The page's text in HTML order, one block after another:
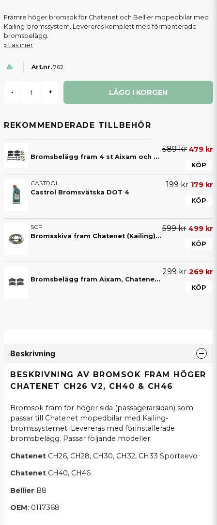
Främre höger bromsok för Chatenet och Bellier mopedbilar med
Kailing-bromssystem. Levereras komplett med förmonterade
bromsbelägg.
Läs mer
762
- + LÄGG I KORGEN
REKOMMENDERADE TILLBEHÖR
Bromsbelägg fram 4 st Aixam och Chatenet
589 kr 479 kr
KÖP
CASTROL
Castrol Bromsvätska DOT 4
199 kr 179 kr
KÖP
SCP
Bromsskiva fram Chatenet (Kailing) CH26 V2 / CH40 / CH46
599 kr 499 kr
KÖP
Bromsbelägg fram Aixam, Chatenet & JDM
299 kr 269 kr
KÖP
Beskrivning
BESKRIVNING AV BROMSOK FRAM HÖGER
CHATENET CH26 V2, CH40 & CH46
Bromsok fram för höger sida (passagerarsidan) som
passar till Chatenet mopedbilar med Kailing-
bromssystemet. Levereras med förinstallerade
bromsbelägg. Passar följande modeller:
Chatenet CH26, CH28, CH30, CH32, CH33 Sporteevo
Chatenet CH40, CH46
Bellier B8
OEM: 0117368